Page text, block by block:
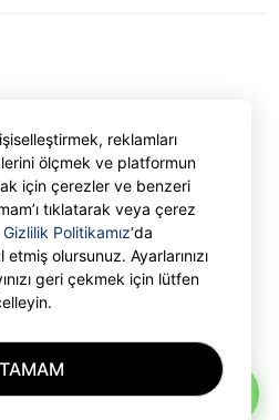
GetTransport®
Limited.
reklamları
ölçmek ve platformun
için çerezler ve benzeri
tıklatarak veya çerez
Gizlilik Politikamız‘da
olursunuz. Ayarlarınızı
geri çekmek için lütfen
TAMAM
AI